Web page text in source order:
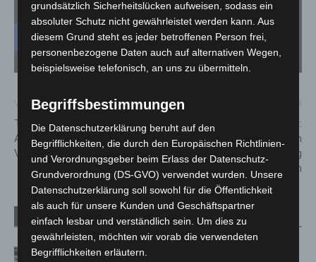
✓ Erlauben Datenschutzbedingungen
Vorheriger Artikel
Tiertransporte Kontrolle auf
A2 und A7: Polizei stellt 17
Verstöße fest
Sicher im Alltag:
Präventionsrat Langenhagen
lädt zu Mitmach-Vortrag
gegen Betrug ein
Verwandte Artikel Mehr vom Autor
Kunst trifft Weingenuss: Barbara-
grundsätzlich Sicherheitslücken aufweisen, sodass ein
absoluter Schutz nicht gewährleistet werden kann. Aus
diesem Grund steht es jeder betroffenen Person frei,
personenbezogene Daten auch auf alternativen Wegen,
beispielsweise telefonisch, an uns zu übermitteln.
Begriffsbestimmungen
Die Datenschutzerklärung beruht auf den
Begrifflichkeiten, die durch den Europäischen Richtlinien-
und Verordnungsgeber beim Erlass der Datenschutz-
Grundverordnung (DS-GVO) verwendet wurden. Unsere
Datenschutzerklärung soll sowohl für die Öffentlichkeit
als auch für unsere Kunden und Geschäftspartner
einfach lesbar und verständlich sein. Um dies zu
gewährleisten, möchten wir vorab die verwendeten
Begrifflichkeiten erläutern.